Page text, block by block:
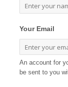
Your Email
An account for
be sent to you